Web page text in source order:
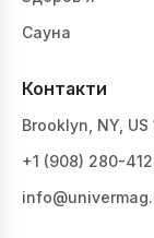
Сауна
Контакти
Brooklyn, NY, US
+1 ‪(908) 280-